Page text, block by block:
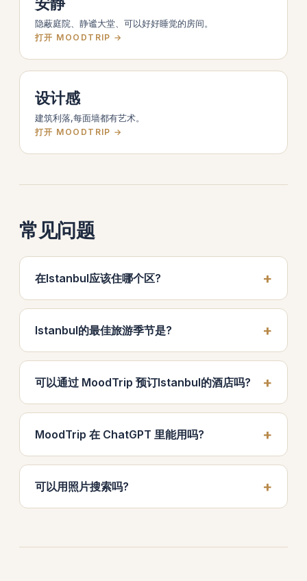
安静
隐蔽庭院、静谧大堂、可以好好睡觉的房间。
打开 MOODTRIP →
设计感
建筑利落,每面墙都有艺术。
打开 MOODTRIP →
常见问题
在Istanbul应该住哪个区?
Istanbul的最佳旅游季节是?
可以通过 MoodTrip 预订Istanbul的酒店吗?
MoodTrip 在 ChatGPT 里能用吗?
可以用照片搜索吗?